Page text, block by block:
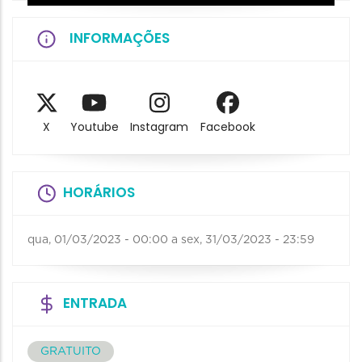
INFORMAÇÕES
X Youtube Instagram Facebook
HORÁRIOS
qua, 01/03/2023 - 00:00 a sex, 31/03/2023 - 23:59
ENTRADA
GRATUITO